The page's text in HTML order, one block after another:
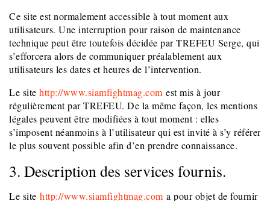
Ce site est normalement accessible à tout moment aux
utilisateurs. Une interruption pour raison de maintenance
technique peut être toutefois décidée par TREFEU Serge, qui
s’efforcera alors de communiquer préalablement aux
utilisateurs les dates et heures de l’intervention.
Le site http://www.siamfightmag.com est mis à jour
régulièrement par TREFEU. De la même façon, les mentions
légales peuvent être modifiées à tout moment : elles
s’imposent néanmoins à l’utilisateur qui est invité à s’y référer
le plus souvent possible afin d’en prendre connaissance.
3. Description des services fournis.
Le site http://www.siamfightmag.com a pour objet de fournir